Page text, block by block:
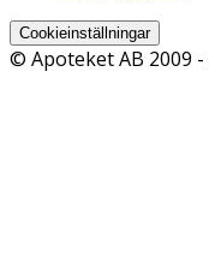
Cookieinställningar
© Apoteket AB 2009 -